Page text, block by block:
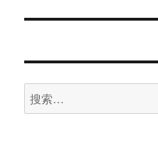
航
搜
索：